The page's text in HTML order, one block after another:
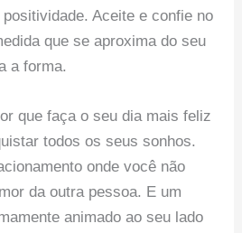
Aceite e confie no
que se aproxima do seu
a forma.
que faça o seu dia mais feliz
todos os seus sonhos.
onde você não
da outra pessoa. E um
animado ao seu lado